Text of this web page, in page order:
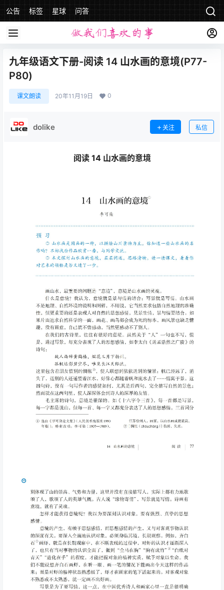
公告 标签 星球 问答
九年级语文下册-阅读 14 山水画的意境(P77-
P80)
课文朗读 20年11月19日 0
dolike 关注 私信
阅读 14 山水画的意境